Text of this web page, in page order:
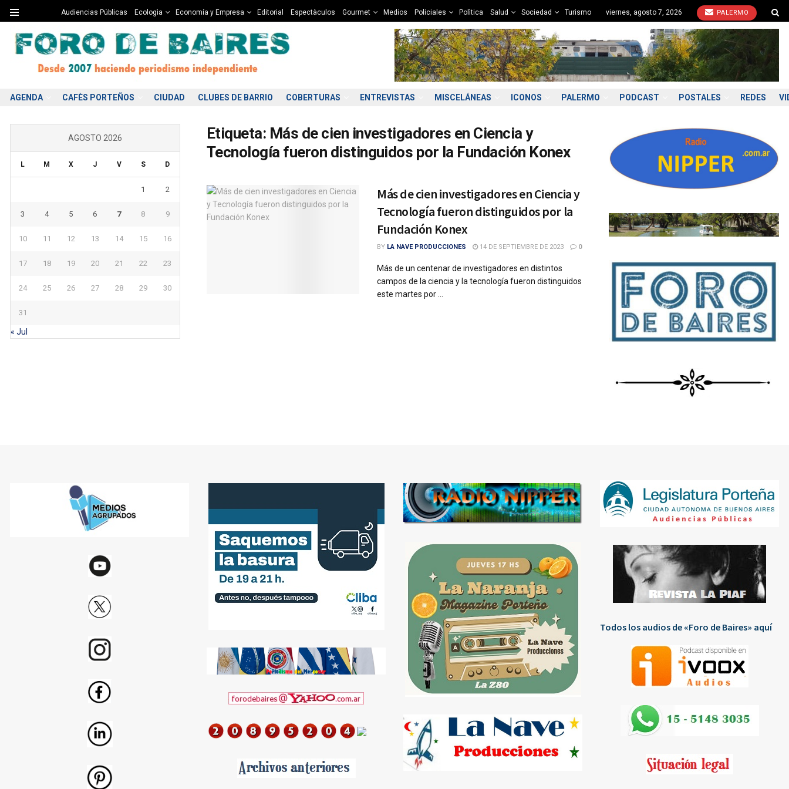
Audiencias Públicas Ecologìa Economía y Empresa Editorial Espectàculos Gourmet Medios Policiales Polìtica Salud Sociedad Turismo viernes, agosto 7, 2026 PALERMO
AGENDA CAFÈS PORTEÑOS CIUDAD CLUBES DE BARRIO COBERTURAS ENTREVISTAS MISCELÁNEAS ICONOS PALERMO PODCAST POSTALES REDES
Etiqueta: Más de cien investigadores en Ciencia y
Tecnología fueron distinguidos por la Fundación Konex
Más de cien investigadores en Ciencia y
Tecnología fueron distinguidos por la
Fundación Konex
BY LA NAVE PRODUCCIONES 14 DE SEPTIEMBRE DE 2023 0
Más de un centenar de investigadores en distintos
campos de la ciencia y la tecnología fueron distinguidos
este martes por ...
AGOSTO 2026
L M X J V S D
1 2
3 4 5 6 7 8 9
10 11 12 13 14 15 16
17 18 19 20 21 22 23
24 25 26 27 28 29 30
31
« Jul
Todos los audios de «Foro de Baires» aquí